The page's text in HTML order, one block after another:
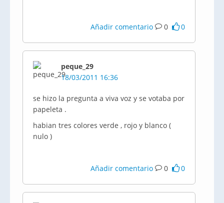
Añadir comentario 0 0
peque_29
18/03/2011 16:36
se hizo la pregunta a viva voz y se votaba por
papeleta .
habian tres colores verde , rojo y blanco (
nulo )
Añadir comentario 0 0